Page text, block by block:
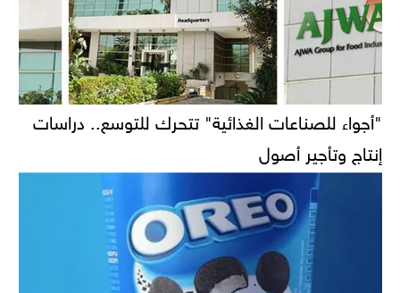
"أجواء للصناعات الغذائية" تتحرك للتوسع.. دراسات
إنتاج وتأجير أصول